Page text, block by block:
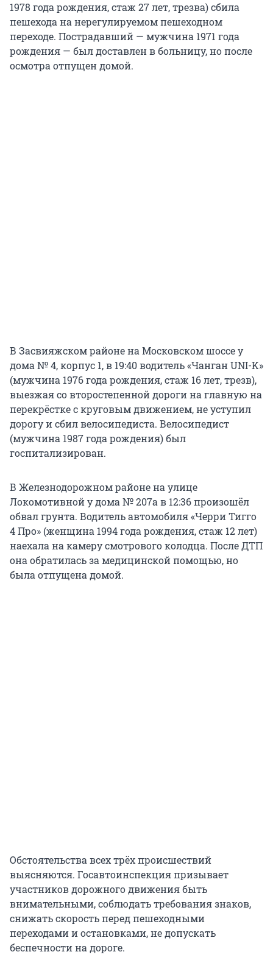
1978 года рождения, стаж 27 лет, трезва) сбила
пешехода на нерегулируемом пешеходном
переходе. Пострадавший — мужчина 1971 года
рождения — был доставлен в больницу, но после
осмотра отпущен домой.
В Засвияжском районе на Московском шоссе у
дома № 4, корпус 1, в 19:40 водитель «Чанган UNI-K»
(мужчина 1976 года рождения, стаж 16 лет, трезв),
выезжая со второстепенной дороги на главную на
перекрёстке с круговым движением, не уступил
дорогу и сбил велосипедиста. Велосипедист
(мужчина 1987 года рождения) был
госпитализирован.
В Железнодорожном районе на улице
Локомотивной у дома № 207а в 12:36 произошёл
обвал грунта. Водитель автомобиля «Черри Тигго
4 Про» (женщина 1994 года рождения, стаж 12 лет)
наехала на камеру смотрового колодца. После ДТП
она обратилась за медицинской помощью, но
была отпущена домой.
Обстоятельства всех трёх происшествий
выясняются. Госавтоинспекция призывает
участников дорожного движения быть
внимательными, соблюдать требования знаков,
снижать скорость перед пешеходными
переходами и остановками, не допускать
беспечности на дороге.